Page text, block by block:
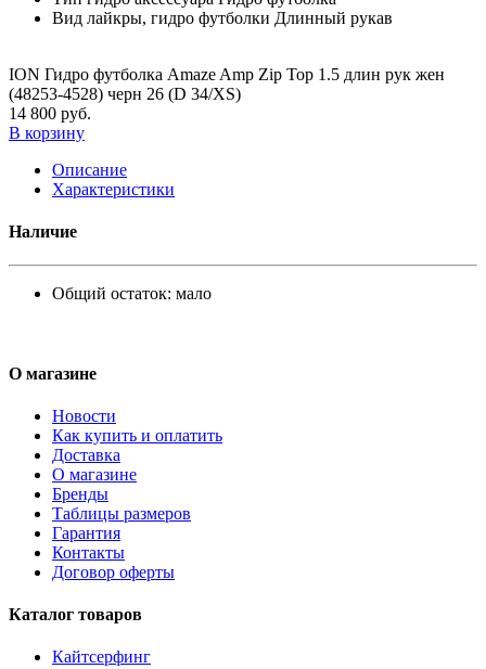
Вид лайкры, гидро футболки Длинный рукав
ION Гидро футболка Amaze Amp Zip Top 1.5 длин рук жен
(48253-4528) черн 26 (D 34/XS)
14 800 руб.
В корзину
Описание
Характеристики
Наличие
Общий остаток: мало
О магазине
Новости
Как купить и оплатить
Доставка
О магазине
Бренды
Таблицы размеров
Гарантия
Контакты
Договор оферты
Каталог товаров
Кайтсерфинг